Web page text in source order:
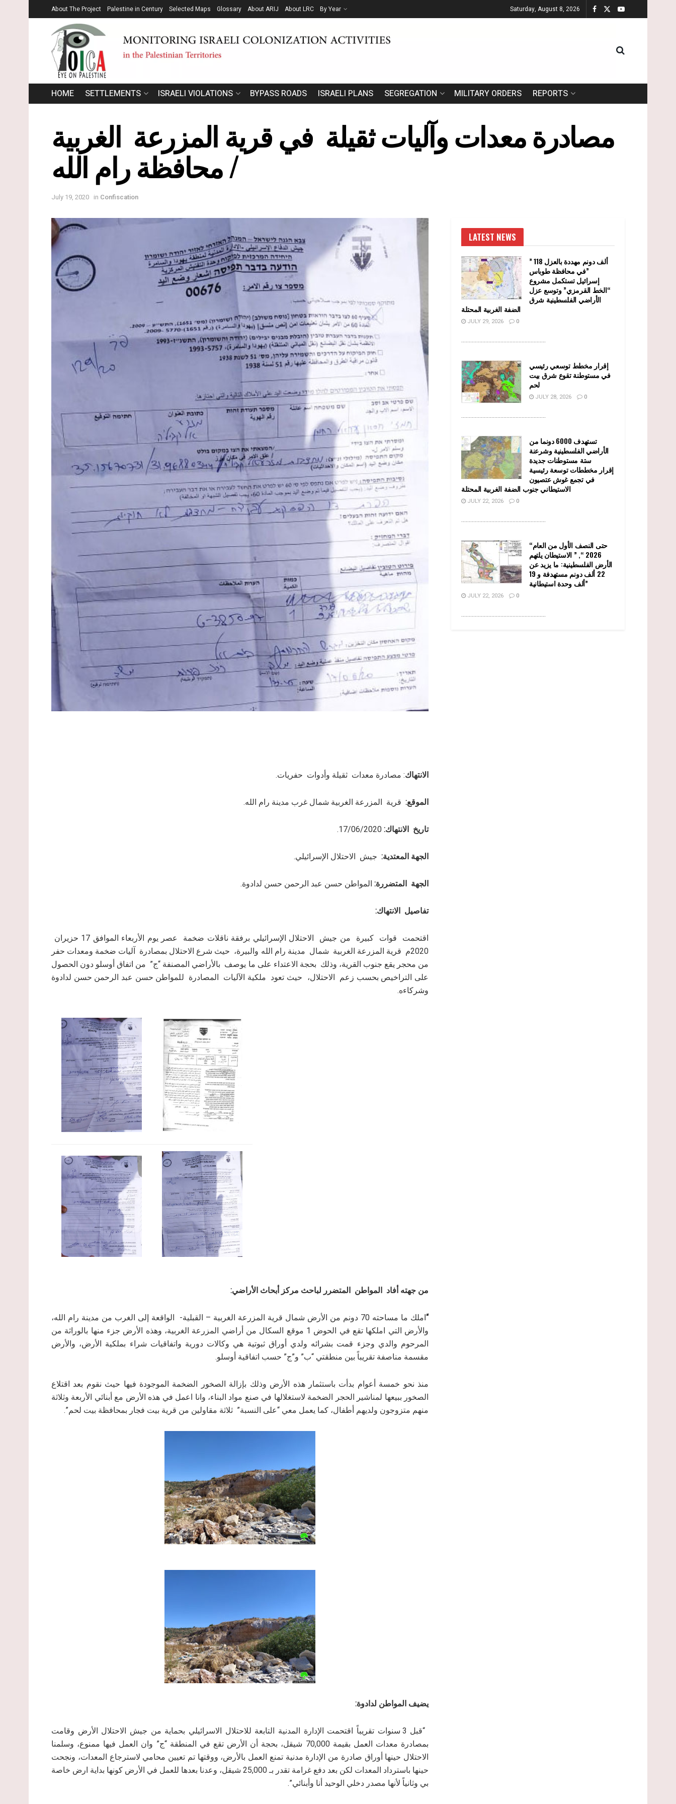
About The Project Palestine in Century Selected Maps Glossary About ARIJ About LRC By Year Saturday, August 8, 2026
HOME SETTLEMENTS ISRAELI VIOLATIONS BYPASS ROADS ISRAELI PLANS SEGREGATION MILITARY ORDERS REPORTS
مصادرة معدات وآليات ثقيلة في قرية المزرعة الغربية
/ محافظة رام الله
July 19, 2020 in Confiscation
الانتهاك: مصادرة معدات ثقيلة وأدوات حفريات.
الموقع: قرية المزرعة الغربية شمال غرب مدينة رام الله.
تاريخ الانتهاك:
الجهة المعتدية: جيش الاحتلال الإسرائيلي.
الجهة المتضررة: المواطن حسن عبد الرحمن حسن لدادوة.
تفاصيل الانتهاك:
اقتحمت قوات كبيرة من جيش الاحتلال الإسرائيلي برفقة ناقلات ضخمة عصر يوم الأربعاء الموافق 17 حزيران
2020م قرية المزرعة الغربية شمال مدينة رام الله والبيرة، حيث شرع الاحتلال بمصادرة آليات ضخمة ومعدات حفر
من محجر يقع جنوب القرية، وذلك بحجة الاعتداء على ما يوصف بالأراضي المصنفة “ج” من اتفاق أوسلو دون الحصول
على التراخيص بحسب زعم الاحتلال، حيث تعود ملكية الآليات المصادرة للمواطن حسن عبد الرحمن حسن لدادوة
وشركاءه.
من جهته أفاد المواطن المتضرر لباحث مركز أبحاث الأراضي:
“
املك ما مساحته 70 دونم من الأرض شمال قرية المزرعة الغربية – القبلية- الواقعة إلى الغرب من مدينة رام الله،
والأرض التي املكها تقع في الحوض 1 موقع السكال من أراضي المزرعة الغربية، وهذه الأرض جزء منها بالوراثة من
المرحوم والدي وجزء قمت بشرائه ولدي أوراق ثبوتية هي وكالات دورية واتفاقيات شراء بملكية الأرض، والأرض
مقسمة مناصفة تقريباً بين منطقتي “ب” و”ج” حسب اتفاقية أوسلو.
منذ نحو خمسة أعوام بدأت باستثمار هذه الأرض وذلك بإزالة الصخور الضخمة الموجودة فيها حيث نقوم بعد اقتلاع
الصخور ببيعها لمناشير الحجر الضخمة لاستغلالها في صنع مواد البناء، وانا اعمل في هذه الأرض مع أبنائي الأربعة وثلاثة
منهم متزوجون ولديهم أطفال، كما يعمل معي “على النسبة” ثلاثة مقاولين من قرية بيت فجار بمحافظة بيت لحم”.
يضيف المواطن لدادوة:
“قبل 3 سنوات تقريباً اقتحمت الإدارة المدنية التابعة للاحتلال الاسرائيلي بحماية من جيش الاحتلال الأرض وقامت
بمصادرة معدات العمل بقيمة 70,000 شيقل، بحجة أن الأرض تقع في المنطقة “ج” وان العمل فيها ممنوع، وسلمنا
الاحتلال حينها أوراق صادرة من الإدارة مدنية تمنع العمل بالأرض، ووقتها تم تعيين محامي لاسترجاع المعدات، ونجحت
حينها باسترداد المعدات لكن بعد دفع غرامة تقدر بـ 25,000 شيقل، وعدنا بعدها للعمل في الأرض كونها بداية ارض خاصة
بي وثانياً لأنها مصدر دخلي الوحيد أنا وأبنائي”.
LATEST NEWS
” 118 ألف دونم مهددة بالعزل
في محافظة طوباس”
إسرائيل تستكمل مشروع
“الخط القرمزي” وتوسع عزل
الأراضي الفلسطينية شرق
الضفة الغربية المحتلة
JULY 29, 2026 0
........................................................
إقرار مخطط توسعي رئيسي
في مستوطنة تقوع شرق بيت
لحم
JULY 28, 2026 0
........................................................
تستهدف 6000 دونما من
الأراضي الفلسطينية وشرعنة
ستة مستوطنات جديدة
إقرار مخططات توسعة رئيسية
في تجمع غوش عتصيون
الاستيطاني جنوب الضفة الغربية المحتلة
JULY 22, 2026 0
........................................................
“حتى النصف الأول من العام
2026 “, ” الاستيطان يلتهم
الأرض الفلسطينية: ما يزيد عن
22 ألف دونم مستهدفة و 19
ألف وحدة استيطانية”
JULY 22, 2026 0
........................................................